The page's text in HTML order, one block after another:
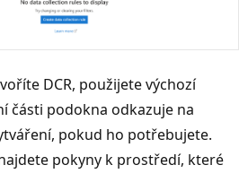
DCR, použijete výchozí
části podokna odkazuje na
pokud ho potřebujete.
pokyny k prostředí, které